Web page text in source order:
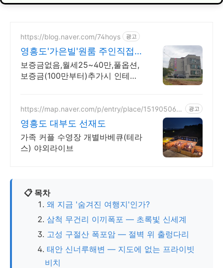
https://blog.naver.com/74hoys 광고
영흥도'가은빌'원룸 주인직접
보증금 추가시 맞춤 인테리어
보증금없음,월세25~40만,풀옵션,
보증금(100만부터)추가시 인테리
https://map.naver.com/p/entry/place/151905065
광고
영흥도 대부도 선재도
가족 커플 수영장 개별바베큐(테라
스) 야외라이브
📋 목차
왜 지금 '숨겨진 여행지'인가?
삼척 무건리 이끼폭포 — 초록빛 신세계
고성 구절산 폭포암 — 절벽 위 출렁다리
태안 신너루해변 — 지도에 없는 프라이빗
비치